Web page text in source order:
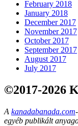
February 2018
January 2018
December 2017
November 2017
October 2017
September 2017
August 2017
July 2017
©2017-2026
A kanadabanada.com
egyéb publikált